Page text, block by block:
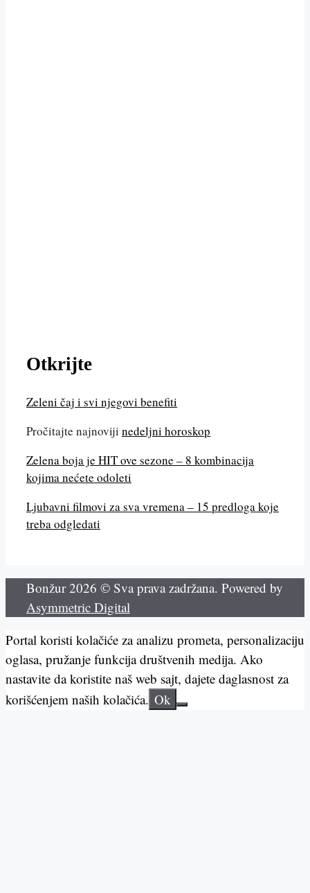
Otkrijte
Zeleni čaj i svi njegovi benefiti
Pročitajte najnoviji nedeljni horoskop
Zelena boja je HIT ove sezone – 8 kombinacija
kojima nećete odoleti
Ljubavni filmovi za sva vremena – 15 predloga koje
treba odgledati
Bonžur 2026 © Sva prava zadržana. Powered by
Asymmetric Digital
Portal koristi kolačiće za analizu prometa, personalizaciju
oglasa, pružanje funkcija društvenih medija. Ako
nastavite da koristite naš web sajt, dajete daglasnost za
korišćenjem naših kolačića. Ok